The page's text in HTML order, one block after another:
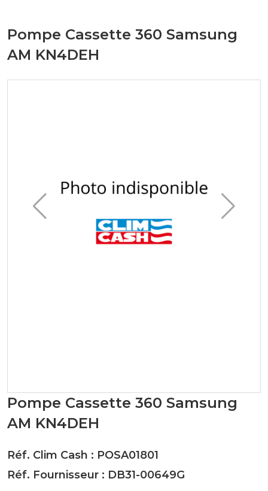
Pompe Cassette 360 Samsung
AM KN4DEH
Pompe Cassette 360 Samsung
AM KN4DEH
Réf. Clim Cash : POSA01801
Réf. Fournisseur : DB31-00649G